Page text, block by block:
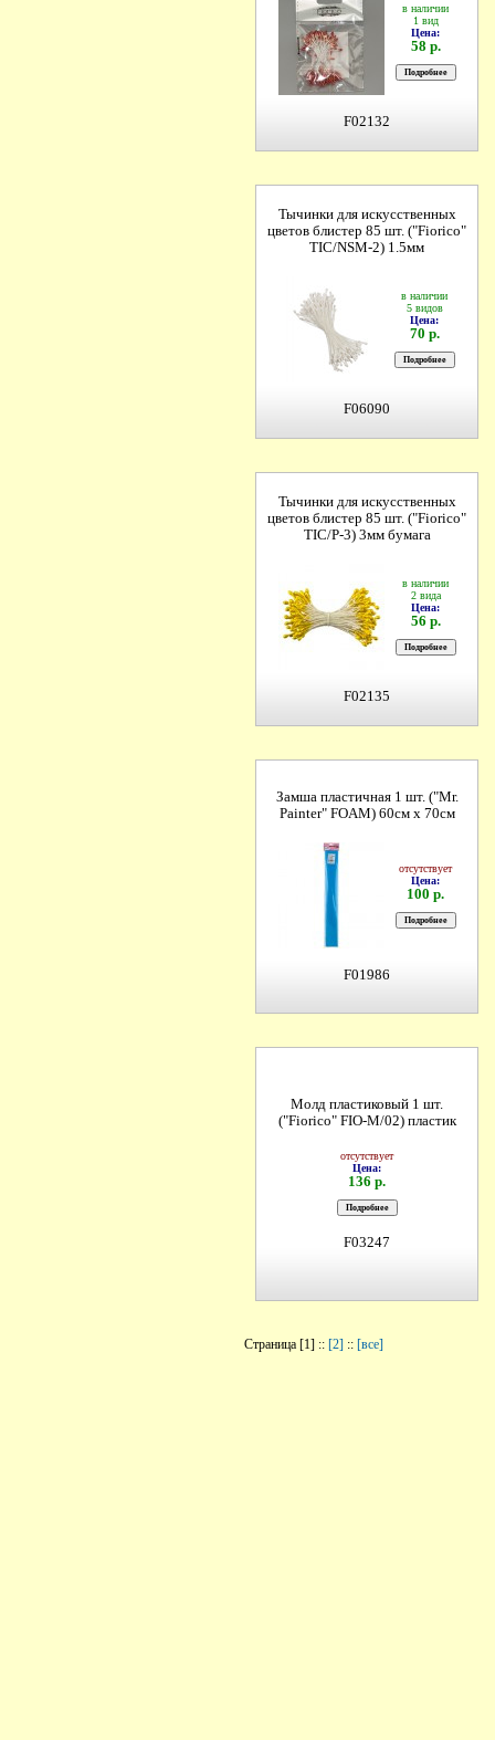
в наличии
1 вид
Цена:
58 р.
F02132
Тычинки для искусственных
цветов блистер 85 шт. ("Fiorico"
TIC/NSM-2) 1.5мм
в наличии
5 видов
Цена:
70 р.
F06090
Тычинки для искусственных
цветов блистер 85 шт. ("Fiorico"
TIC/P-3) 3мм бумага
в наличии
2 вида
Цена:
56 р.
F02135
Замша пластичная 1 шт. ("Mr.
Painter" FOAM) 60см х 70см
отсутствует
Цена:
100 р.
F01986
Молд пластиковый 1 шт.
("Fiorico" FIO-M/02) пластик
отсутствует
Цена:
136 р.
F03247
Страница [1] :: [2] :: [все]